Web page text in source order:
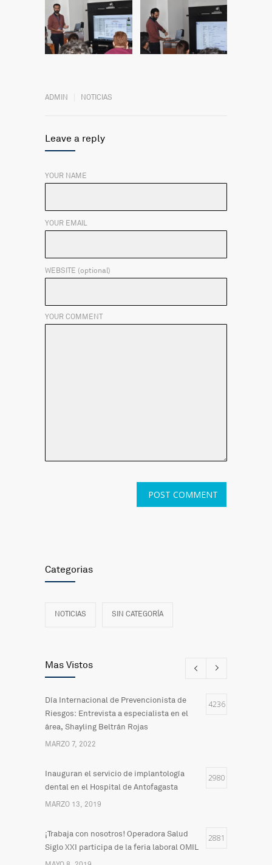
ADMIN NOTICIAS
Leave a reply
YOUR NAME
YOUR EMAIL
WEBSITE (optional)
YOUR COMMENT
Categorias
NOTICIAS SIN CATEGORÍA
Mas Vistos
Día Internacional de Prevencionista de
Riesgos: Entrevista a especialista en el
área, Shayling Beltrán Rojas
4236
MARZO 7, 2022
Inauguran el servicio de implantología
dental en el Hospital de Antofagasta
2980
MARZO 13, 2019
¡Trabaja con nosotros! Operadora Salud
Siglo XXI participa de la feria laboral OMIL
2881